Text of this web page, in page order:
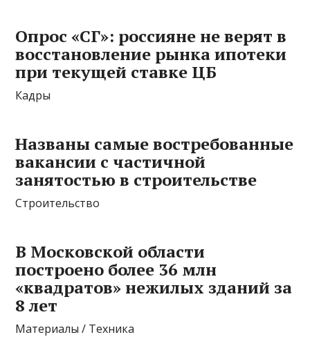
Опрос «СГ»: россияне не верят в
восстановление рынка ипотеки
при текущей ставке ЦБ
Кадры
Названы самые востребованные
вакансии с частичной
занятостью в строительстве
Строительство
В Московской области
построено более 36 млн
«квадратов» нежилых зданий за
8 лет
Материалы / Техника